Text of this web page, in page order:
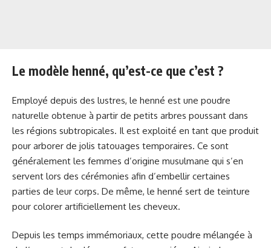
Le modèle henné, qu’est-ce que c’est ?
Employé depuis des lustres, le henné est une poudre
naturelle obtenue à partir de petits arbres poussant dans
les régions subtropicales. Il est exploité en tant que produit
pour arborer de jolis tatouages temporaires. Ce sont
généralement les femmes d’origine musulmane qui s’en
servent lors des cérémonies afin d’embellir certaines
parties de leur corps. De même, le henné sert de teinture
pour colorer artificiellement les cheveux.
Depuis les temps immémoriaux, cette poudre mélangée à